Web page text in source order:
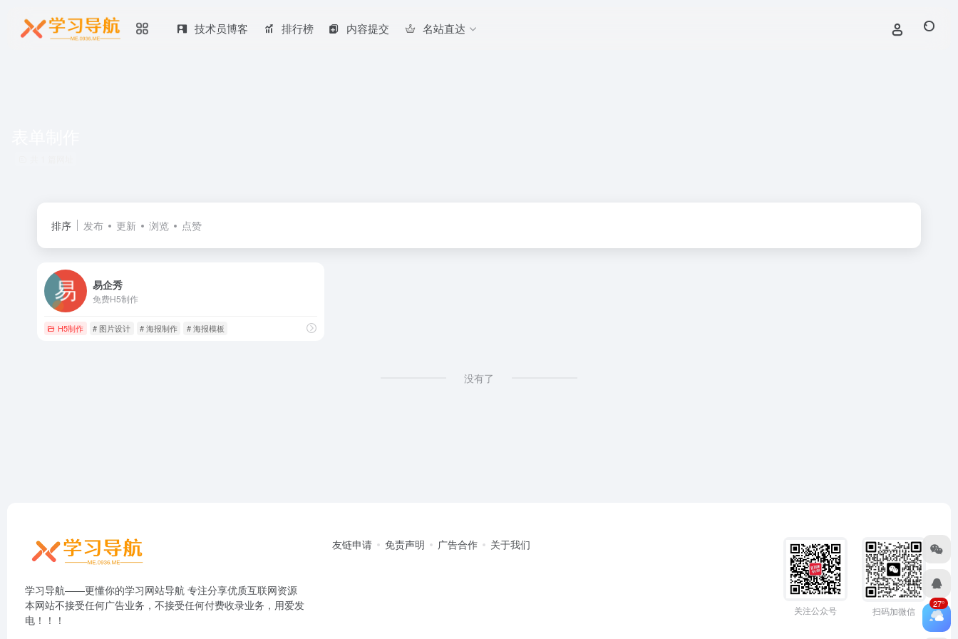
技术员博客 排行榜 内容提交 名站直达
排序 发布 更新 浏览 点赞
易企秀
免费H5制作
H5制作 # 图片设计 # 海报制作 # 海报模板
没有了
学习导航——更懂你的学习网站导航 专注分享优质互联网资源
本网站不接受任何广告业务，不接受任何付费收录业务，用爱发
电！！！
友链申请 免责声明 广告合作 关于我们
关注公众号 扫码加微信
27°